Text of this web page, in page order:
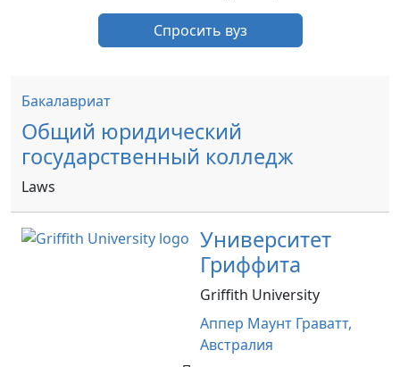
Спросить вуз
Бакалавриат
Общий юридический
государственный колледж
Laws
Университет
Гриффита
Griffith University
Аппер Маунт Граватт,
Австралия